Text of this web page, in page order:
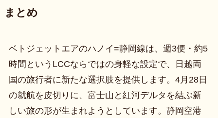
まとめ
ベトジェットエアのハノイ=静岡線は、週3便・約5
時間というLCCならではの身軽な設定で、日越両
国の旅行者に新たな選択肢を提供します。4月28日
の就航を皮切りに、富士山と紅河デルタを結ぶ新
しい旅の形が生まれようとしています。静岡空港